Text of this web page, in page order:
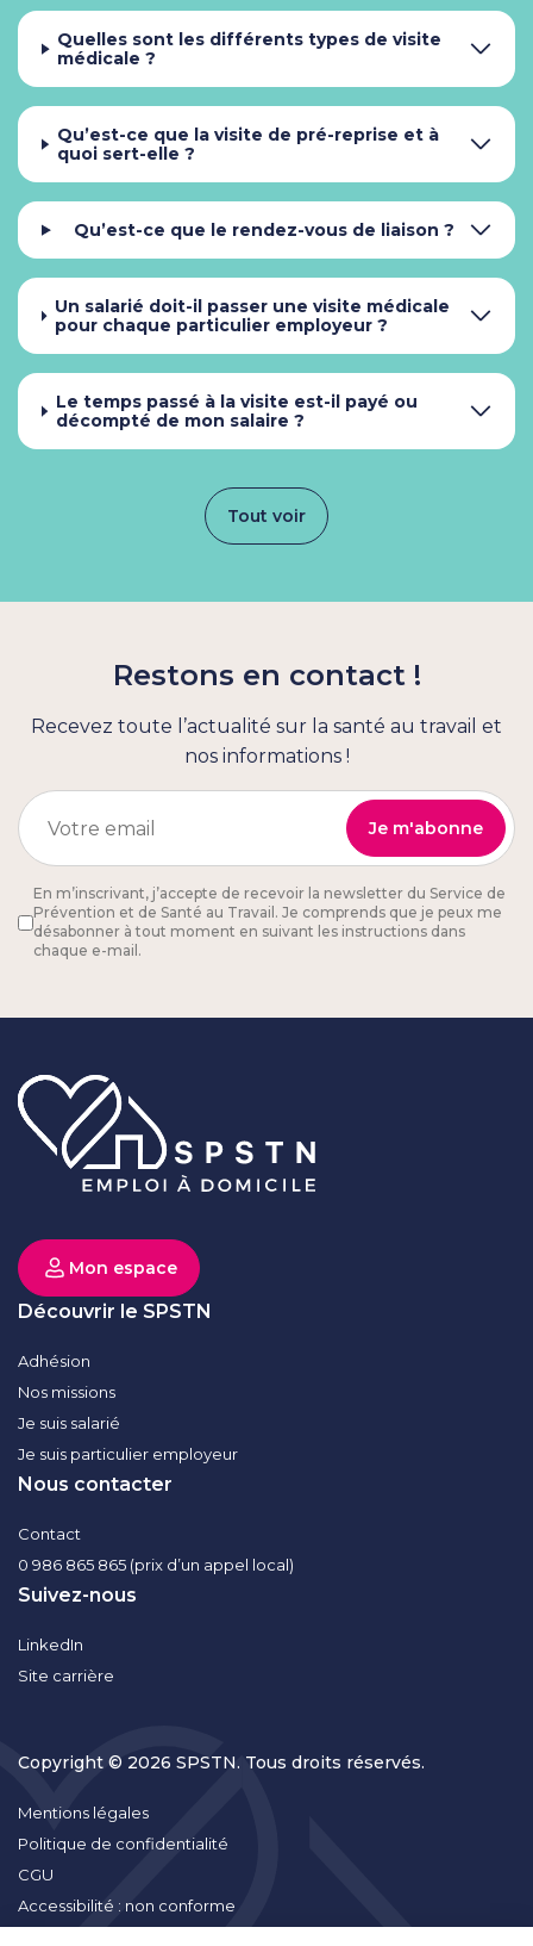
Quelles sont les différents types de visite
médicale ?
Qu’est-ce que la visite de pré-reprise et à
quoi sert-elle ?
Qu’est-ce que le rendez-vous de liaison ?
Un salarié doit-il passer une visite médicale
pour chaque particulier employeur ?
Le temps passé à la visite est-il payé ou
décompté de mon salaire ?
Tout voir
Restons en contact !
Recevez toute l’actualité sur la santé au travail et
nos informations !
En m’inscrivant, j’accepte de recevoir la newsletter du Service de
Prévention et de Santé au Travail. Je comprends que je peux me
désabonner à tout moment en suivant les instructions dans
chaque e-mail.
Mon espace
Découvrir le SPSTN
Adhésion
Nos missions
Je suis salarié
Je suis particulier employeur
Nous contacter
Contact
0 986 865 865 (prix d’un appel local)
Suivez-nous
LinkedIn
Site carrière
Copyright © 2026 SPSTN. Tous droits réservés.
Mentions légales
Politique de confidentialité
CGU
Accessibilité : non conforme